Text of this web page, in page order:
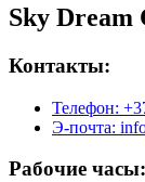
Sky Dream
Контакты:
Телефон:
Э-почта:
Рабочие часы: